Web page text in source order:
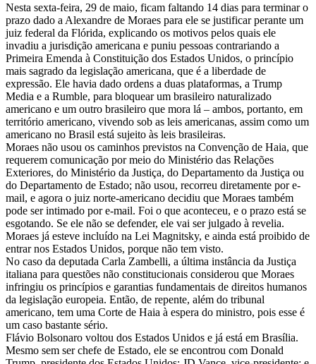
Nesta sexta-feira, 29 de maio, ficam faltando 14 dias para terminar o
prazo dado a Alexandre de Moraes para ele se justificar perante um
juiz federal da Flórida, explicando os motivos pelos quais ele
invadiu a jurisdição americana e puniu pessoas contrariando a
Primeira Emenda à Constituição dos Estados Unidos, o princípio
mais sagrado da legislação americana, que é a liberdade de
expressão. Ele havia dado ordens a duas plataformas, a Trump
Media e a Rumble, para bloquear um brasileiro naturalizado
americano e um outro brasileiro que mora lá – ambos, portanto, em
território americano, vivendo sob as leis americanas, assim como um
americano no Brasil está sujeito às leis brasileiras.
Moraes não usou os caminhos previstos na Convenção de Haia, que
requerem comunicação por meio do Ministério das Relações
Exteriores, do Ministério da Justiça, do Departamento da Justiça ou
do Departamento de Estado; não usou, recorreu diretamente por e-
mail, e agora o juiz norte-americano decidiu que Moraes também
pode ser intimado por e-mail. Foi o que aconteceu, e o prazo está se
esgotando. Se ele não se defender, ele vai ser julgado à revelia.
Moraes já esteve incluído na Lei Magnitsky, e ainda está proibido de
entrar nos Estados Unidos, porque não tem visto.
No caso da deputada Carla Zambelli, a última instância da Justiça
italiana para questões não constitucionais considerou que Moraes
infringiu os princípios e garantias fundamentais de direitos humanos
da legislação europeia. Então, de repente, além do tribunal
americano, tem uma Corte de Haia à espera do ministro, pois esse é
um caso bastante sério.
Flávio Bolsonaro voltou dos Estados Unidos e já está em Brasília.
Mesmo sem ser chefe de Estado, ele se encontrou com Donald